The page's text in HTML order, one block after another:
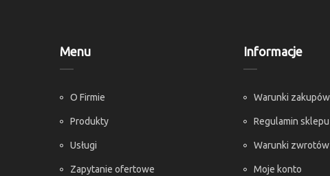
Menu
O Firmie
Produkty
Usługi
Zapytanie ofertowe
Informacje
Warunki zakupów
Regulamin sklepu
Warunki zwrotów
Moje konto